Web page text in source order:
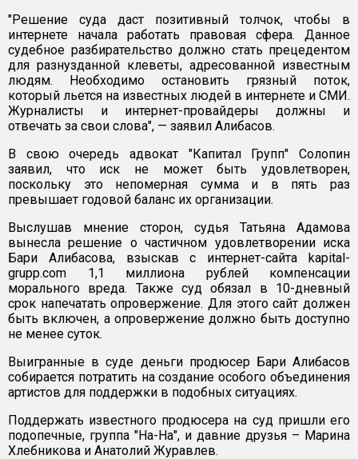
"Решение суда даст позитивный толчок, чтобы в
интернете начала работать правовая сфера. Данное
судебное разбирательство должно стать прецедентом
для разнузданной клеветы, адресованной известным
людям. Необходимо остановить грязный поток,
который льется на известных людей в интернете и СМИ.
Журналисты и интернет-провайдеры должны и
отвечать за свои слова", — заявил Алибасов.
В свою очередь адвокат "Капитал Групп" Солопин
заявил, что иск не может быть удовлетворен,
поскольку это непомерная сумма и в пять раз
превышает годовой баланс их организации.
Выслушав мнение сторон, судья Татьяна Адамова
вынесла решение о частичном удовлетворении иска
Бари Алибасова, взыскав с интернет-сайта kapital-
grupp.com 1,1 миллиона рублей компенсации
морального вреда. Также суд обязал в 10-дневный
срок напечатать опровержение. Для этого сайт должен
быть включен, а опровержение должно быть доступно
не менее суток.
Выигранные в суде деньги продюсер Бари Алибасов
собирается потратить на создание особого объединения
артистов для поддержки в подобных ситуациях.
Поддержать известного продюсера на суд пришли его
подопечные, группа "На-На", и давние друзья – Марина
Хлебникова и Анатолий Журавлев.